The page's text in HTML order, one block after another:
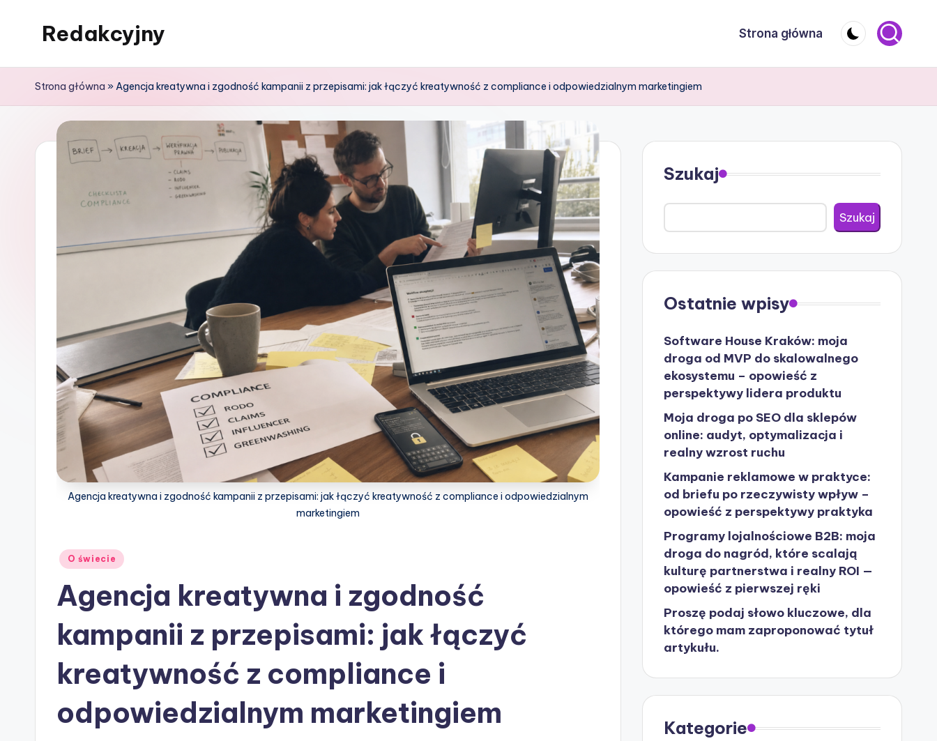
Redakcyjny Strona główna
Strona główna »Agencja kreatywna i zgodność kampanii z przepisami: jak łączyć kreatywność z compliance i odpowiedzialnym marketingiem
Agencja kreatywna i zgodność kampanii z przepisami: jak łączyć kreatywność z compliance i odpowiedzialnym
marketingiem
Posted
O świecie
Agencja kreatywna i zgodność
kampanii z przepisami: jak łączyć
kreatywność z compliance i
odpowiedzialnym marketingiem
Szukaj
Szukaj
Ostatnie wpisy
Software House Kraków: moja
droga od MVP do skalowalnego
ekosystemu – opowieść z
perspektywy lidera produktu
Moja droga po SEO dla sklepów
online: audyt, optymalizacja i
realny wzrost ruchu
Kampanie reklamowe w praktyce:
od briefu po rzeczywisty wpływ –
opowieść z perspektywy praktyka
Programy lojalnościowe B2B: moja
droga do nagród, które scalają
kulturę partnerstwa i realny ROI —
opowieść z pierwszej ręki
Proszę podaj słowo kluczowe, dla
którego mam zaproponować tytuł
artykułu.
Kategorie